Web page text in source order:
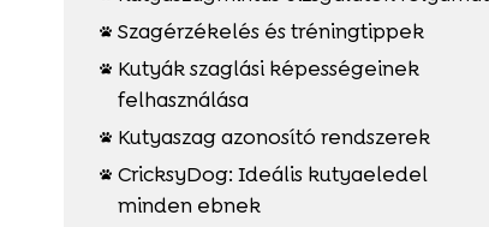
 Szagérzékelés és tréningtippek

Kutyák szaglási képességeinek
felhasználása
 Kutyaszag azonosító rendszerek
 CricksyDog: Ideális kutyaeledel
minden ebnek